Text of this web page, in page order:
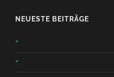
NEUESTE BEITRÄGE
*
*